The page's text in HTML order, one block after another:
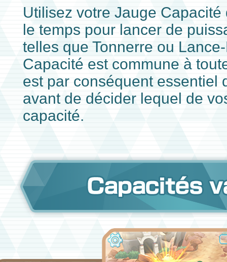
Utilisez votre Jauge
le temps pour lancer de
telles que Tonnerre ou
Capacité est commune à
est par conséquent essentiel
avant de décider lequel de
capacité.